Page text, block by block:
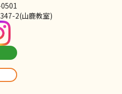
2(山鹿教室)